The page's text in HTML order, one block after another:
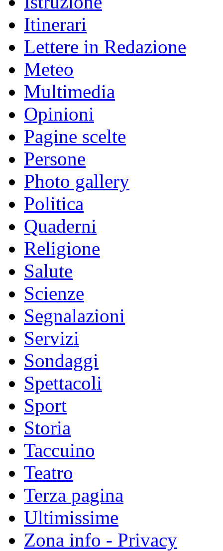
Itinerari
Lettere in Redazione
Meteo
Multimedia
Opinioni
Pagine scelte
Persone
Photo gallery
Politica
Quaderni
Religione
Salute
Scienze
Segnalazioni
Servizi
Sondaggi
Spettacoli
Sport
Storia
Taccuino
Teatro
Terza pagina
Ultimissime
Zona info - Privacy